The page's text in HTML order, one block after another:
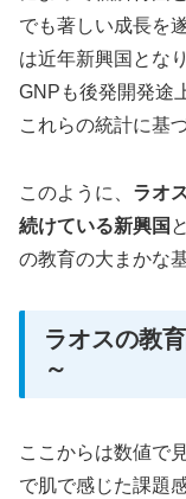
でも著しい成長を
は近年新興国とな
GNPも後発開発途
これらの統計に基
このように、 ラオ
続けている新興国
の教育の大まかな
ラオスの教
～
ここからは数値で
で肌で感じた課題